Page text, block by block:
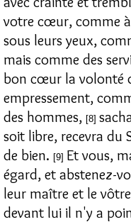
votre cœur, comme
sous leurs yeux,
mais comme des
bon cœur la volonté
empressement,
des hommes, [8]
soit libre, recevra du
de bien. [9] Et vous,
égard, et abstenez-
leur maître et le
devant lui il n'y a